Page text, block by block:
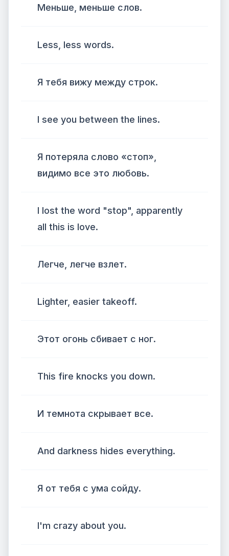
Меньше, меньше слов.
Less, less words.
Я тебя вижу между строк.
I see you between the lines.
Я потеряла слово «стоп»,
видимо все это любовь.
I lost the word "stop", apparently
all this is love.
Легче, легче взлет.
Lighter, easier takeoff.
Этот огонь сбивает с ног.
This fire knocks you down.
И темнота скрывает все.
And darkness hides everything.
Я от тебя с ума сойду.
I'm crazy about you.